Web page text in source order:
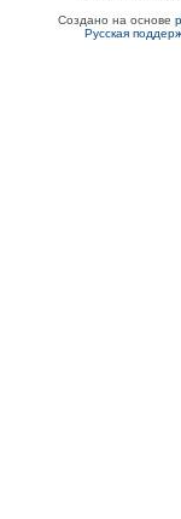
Создано на основе
Русская